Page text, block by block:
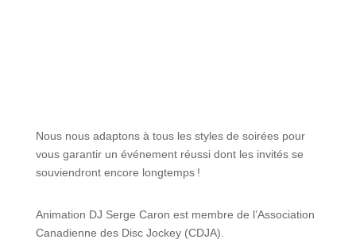
Nous nous adaptons à tous les styles de soirées pour
vous garantir un événement réussi dont les invités se
souviendront encore longtemps !
Animation DJ Serge Caron est membre de l’Association
Canadienne des Disc Jockey (CDJA).